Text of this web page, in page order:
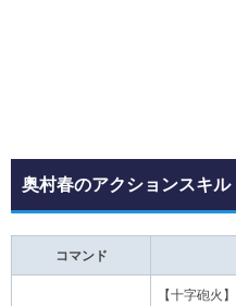
奥村春のアクションスキル
コマンド
【十字砲火】